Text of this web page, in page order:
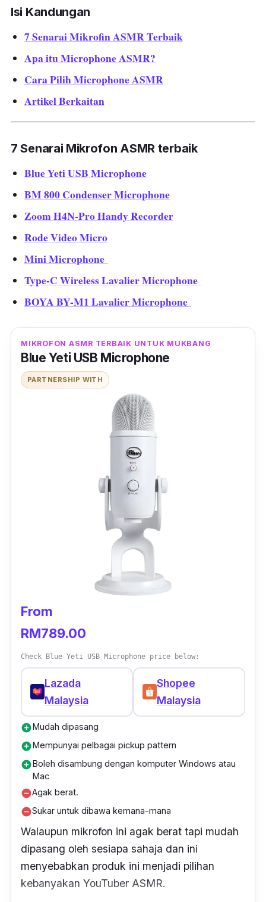
Isi Kandungan
7 Senarai Mikrofin ASMR Terbaik
Apa itu Microphone ASMR?
Cara Pilih Microphone ASMR
Artikel Berkaitan
7 Senarai Mikrofon ASMR terbaik
Blue Yeti USB Microphone
BM 800 Condenser Microphone
Zoom H4N-Pro Handy Recorder
Rode Video Micro
Mini Microphone
Type-C Wireless Lavalier Microphone
BOYA BY-M1 Lavalier Microphone
MIKROFON ASMR TERBAIK UNTUK MUKBANG
Blue Yeti USB Microphone
PARTNERSHIP WITH
From
RM789.00
Check Blue Yeti USB Microphone price below:
Lazada
Malaysia
Shopee
Malaysia
add_circleMudah dipasang
add_circleMempunyai pelbagai pickup pattern
add_circleBoleh disambung dengan komputer Windows atau
Mac
remove_circleAgak berat.
remove_circleSukar untuk dibawa kemana-mana
Walaupun mikrofon ini agak berat tapi mudah
dipasang oleh sesiapa sahaja dan ini
menyebabkan produk ini menjadi pilihan
kebanyakan YouTuber ASMR.